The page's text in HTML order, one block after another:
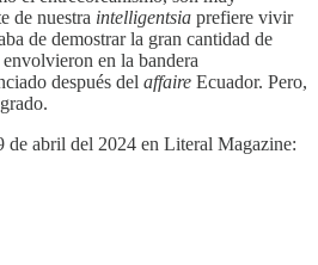
de nuestra intelligentsia prefiere vivir
de demostrar la gran cantidad de
en la bandera
después del affaire Ecuador. Pero,
de abril del 2024 en Literal Magazine: